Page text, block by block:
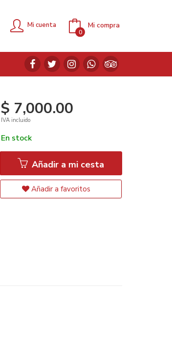
Mi cuenta Mi compra
0
$ 7,000.00
IVA incluido
En stock
Añadir a mi cesta
Añadir a favoritos